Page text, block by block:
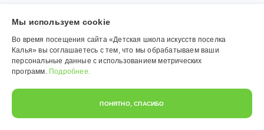
Мы используем сookie
Во время посещения сайта «Детская школа искусств поселка
Калья» вы соглашаетесь с тем, что мы обрабатываем ваши
персональные данные с использованием метрических
программ. Подробнее.
ПОНЯТНО, СПАСИБО